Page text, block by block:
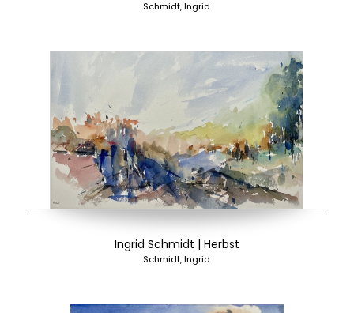
Schmidt, Ingrid
Ingrid Schmidt | Herbst
Schmidt, Ingrid